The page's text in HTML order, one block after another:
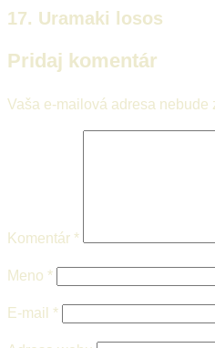
17. Uramaki losos
Pridaj komentár
Vaša e-mailová adresa nebude
Komentár *
Meno *
E-mail *